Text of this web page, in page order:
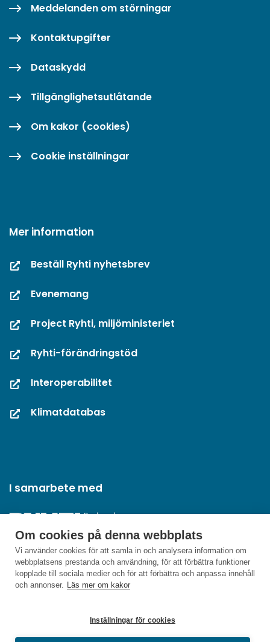
Om cookies på denna webbplats
Vi använder cookies för att samla in och analysera information om
webbplatsens prestanda och användning, för att förbättra funktioner
kopplade till sociala medier och för att förbättra och anpassa innehåll
och annonser. Läs mer om kakor
Inställningar för cookies
Meddelanden om störningar
Kontaktupgifter
Dataskydd
Tillgänglighetsutlåtande
Om kakor (cookies)
Cookie inställningar
Mer information
Beställ Ryhti nyhetsbrev
Evenemang
Project Ryhti, miljöministeriet
Ryhti-förändringstöd
Interoperabilitet
Klimatdatabas
I samarbete med